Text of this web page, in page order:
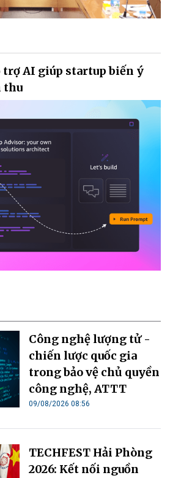
AI giúp startup biến ý
thu
Công nghệ lượng tử -
chiến lược quốc gia
trong bảo vệ chủ quyền
công nghệ, ATTT
09/08/2026 08:56
TECHFEST Hải Phòng
2026: Kết nối nguồn